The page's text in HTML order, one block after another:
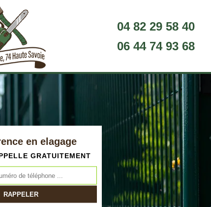
04 82 29 58 40
06 44 74 93 68
en elagage
GRATUITEMENT